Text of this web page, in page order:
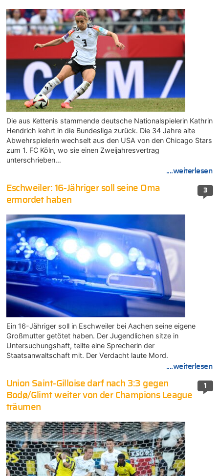
Die aus Kettenis stammende deutsche Nationalspielerin Kathrin
Hendrich kehrt in die Bundesliga zurück. Die 34 Jahre alte
Abwehrspielerin wechselt aus den USA von den Chicago Stars
zum 1. FC Köln, wo sie einen Zweijahresvertrag
unterschrieben…
....weiterlesen
3
Eschweiler: 16-Jähriger soll seine Oma
ermordet haben
Ein 16-Jähriger soll in Eschweiler bei Aachen seine eigene
Großmutter getötet haben. Der Jugendlichen sitze in
Untersuchungshaft, teilte eine Sprecherin der
Staatsanwaltschaft mit. Der Verdacht laute Mord.
....weiterlesen
1
Union Saint-Gilloise darf nach 3:3 gegen
Bodø/Glimt weiter von der Champions League
träumen